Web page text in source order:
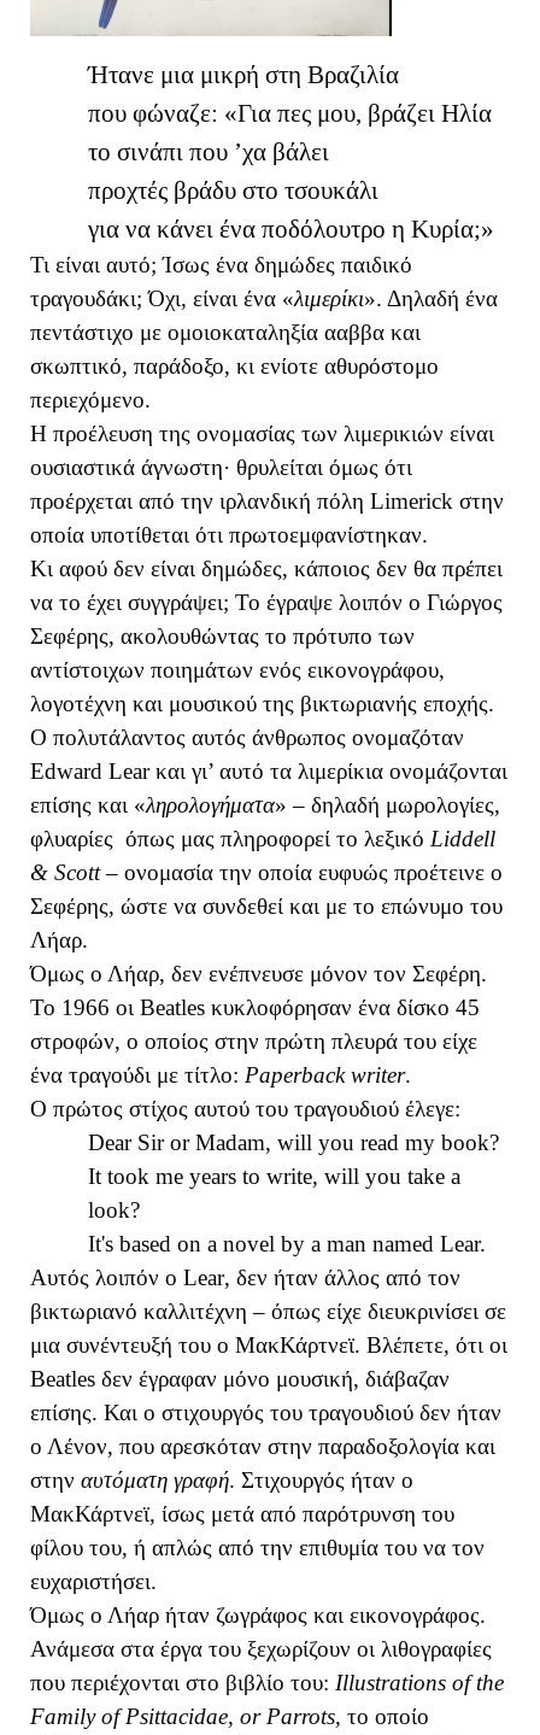
Ήτανε μια μικρή στη Βραζιλία
που φώναζε: «Για πες μου, βράζει Ηλία
το σινάπι που ’χα βάλει
προχτές βράδυ στο τσουκάλι
για να κάνει ένα ποδόλουτρο η Κυρία;»
Τι είναι αυτό; Ίσως ένα δημώδες παιδικό
τραγουδάκι; Όχι, είναι ένα «λιμερίκι». Δηλαδή ένα
πεντάστιχο με ομοιοκαταληξία ααββα και
σκωπτικό, παράδοξο, κι ενίοτε αθυρόστομο
περιεχόμενο.
Η προέλευση της ονομασίας των λιμερικιών είναι
ουσιαστικά άγνωστη· θρυλείται όμως ότι
προέρχεται από την ιρλανδική πόλη Limerick στην
οποία υποτίθεται ότι πρωτοεμφανίστηκαν.
Κι αφού δεν είναι δημώδες, κάποιος δεν θα πρέπει
να το έχει συγγράψει; Το έγραψε λοιπόν ο Γιώργος
Σεφέρης, ακολουθώντας το πρότυπο των
αντίστοιχων ποιημάτων ενός εικονογράφου,
λογοτέχνη και μουσικού της βικτωριανής εποχής.
Ο πολυτάλαντος αυτός άνθρωπος ονομαζόταν
Edward Learκαι γι’ αυτό τα λιμερίκια ονομάζονται
επίσης και «ληρολογήματα» – δηλαδή μωρολογίες,
φλυαρίες όπως μας πληροφορεί το λεξικό Liddell
& Scott – ονομασία την οποία ευφυώς προέτεινε ο
Σεφέρης, ώστε να συνδεθεί και με το επώνυμο του
Λήαρ.
Όμως ο Λήαρ, δεν ενέπνευσε μόνον τον Σεφέρη.
To 1966 οι Beatles κυκλοφόρησαν ένα δίσκο 45
στροφών, ο οποίος στην πρώτη πλευρά του είχε
ένα τραγούδι με τίτλο: Paperback writer.
Ο πρώτος στίχος αυτού του τραγουδιού έλεγε:
Dear Sir or Madam, will you read my book?
It took me years to write, will you take a
look?
It's based on a novel by a man named Lear.
Αυτός λοιπόν ο Lear, δεν ήταν άλλος από τον
βικτωριανό καλλιτέχνη – όπως είχε διευκρινίσει σε
μια συνέντευξή του ο ΜακΚάρτνεϊ. Βλέπετε, ότι οι
Beatles δεν έγραφαν μόνο μουσική, διάβαζαν
επίσης. Και ο στιχουργός του τραγουδιού δεν ήταν
ο Λένον, που αρεσκόταν στην παραδοξολογία και
στην αυτόματη γραφή. Στιχουργός ήταν ο
ΜακΚάρτνεϊ, ίσως μετά από παρότρυνση του
φίλου του, ή απλώς από την επιθυμία του να τον
ευχαριστήσει.
Όμως ο Λήαρ ήταν ζωγράφος και εικονογράφος.
Ανάμεσα στα έργα του ξεχωρίζουν οι λιθογραφίες
που περιέχονται στο βιβλίο του: Illustrations of the
Family of Psittacidae, or Parrots, το οποίο